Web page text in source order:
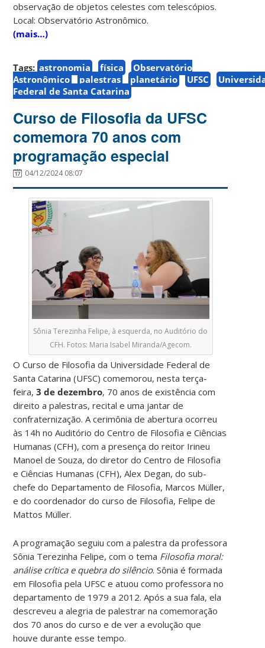
observação de objetos celestes com telescópios.
Local: Observatório Astronômico.
(mais…)
Tags: astronomia física
Observatório
Astronômico
palestras planetário UFSC
Federal de Santa Catarina
Curso de Filosofia da UFSC
comemora 70 anos com
programação especial
04/12/2024 08:07
Sônia Terezinha Felipe, à esquerda, no Auditório do
CFH. Fotos: Maria Isabel Miranda/Agecom.
O Curso de Filosofia da Universidade Federal de
Santa Catarina (UFSC) comemorou, nesta terça-
feira,3 de dezembro, 70 anos de existência com
direito a palestras, recital e uma jantar de
confraternização. A cerimônia de abertura ocorreu
às 14h no Auditório do Centro de Filosofia e Ciências
Humanas (CFH), com a presença do reitor Irineu
Manoel de Souza, do diretor do Centro de Filosofia
e Ciências Humanas (CFH), Alex Degan, do sub-
chefe do Departamento de Filosofia, Marcos Müller,
e do coordenador do curso de Filosofia, Felipe de
Mattos Müller.
A programação seguiu com a palestra da professora
Sônia Terezinha Felipe, com o tema Filosofia moral:
análise crítica e quebra do silêncio. Sônia é formada
em Filosofia pela UFSC e atuou como professora no
departamento de 1979 a 2012. Após a sua fala, ela
descreveu a alegria de palestrar na comemoração
dos 70 anos do curso e de ver a evolução que
houve durante esse tempo.